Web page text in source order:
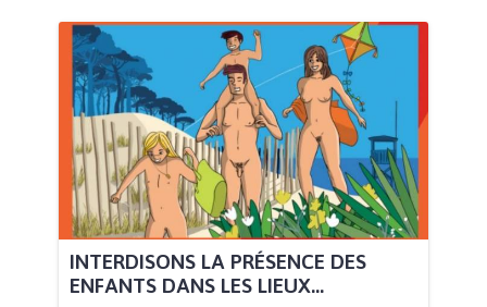
INTERDISONS LA PRÉSENCE DES
ENFANTS DANS LES LIEUX...